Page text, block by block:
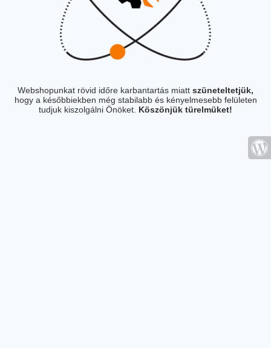
Webshopunkat rövid időre karbantartás miatt szüneteltetjük,
hogy a későbbiekben még stabilabb és kényelmesebb felületen
tudjuk kiszolgálni Önöket. Köszönjük türelmüket!